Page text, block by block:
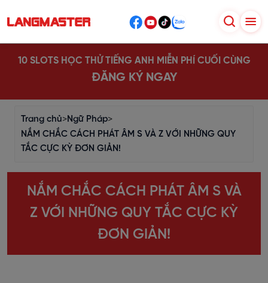
10 SLOTS HỌC THỬ TIẾNG ANH MIỄN PHÍ CUỐI CÙNG
ĐĂNG KÝ NGAY
Trang chủ>Ngữ Pháp>
NẮM CHẮC CÁCH PHÁT ÂM S VÀ Z VỚI NHỮNG QUY
TẮC CỰC KỲ ĐƠN GIẢN!
NẮM CHẮC CÁCH PHÁT ÂM S VÀ
Z VỚI NHỮNG QUY TẮC CỰC KỲ
ĐƠN GIẢN!